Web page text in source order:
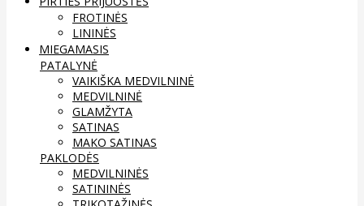
FROTINĖS
LININĖS
MIEGAMASIS
PATALYNĖ
VAIKIŠKA MEDVILNINĖ
MEDVILNINĖ
GLAMŽYTA
SATINAS
MAKO SATINAS
PAKLODĖS
MEDVILNINĖS
SATININĖS